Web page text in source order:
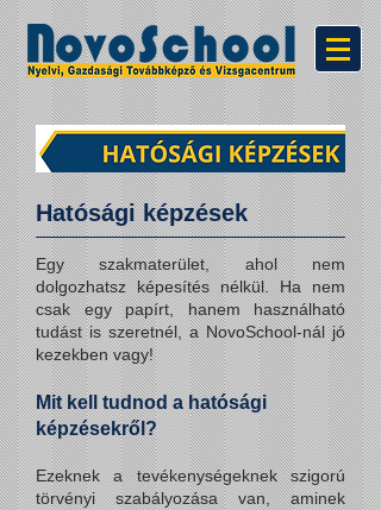
Hatósági képzések
Egy szakmaterület, ahol nem
dolgozhatsz képesítés nélkül. Ha nem
csak egy papírt, hanem használható
tudást is szeretnél, a NovoSchool-nál jó
kezekben vagy!
Mit kell tudnod a hatósági
képzésekről?
Ezeknek a tevékenységeknek szigorú
törvényi szabályozása van, aminek